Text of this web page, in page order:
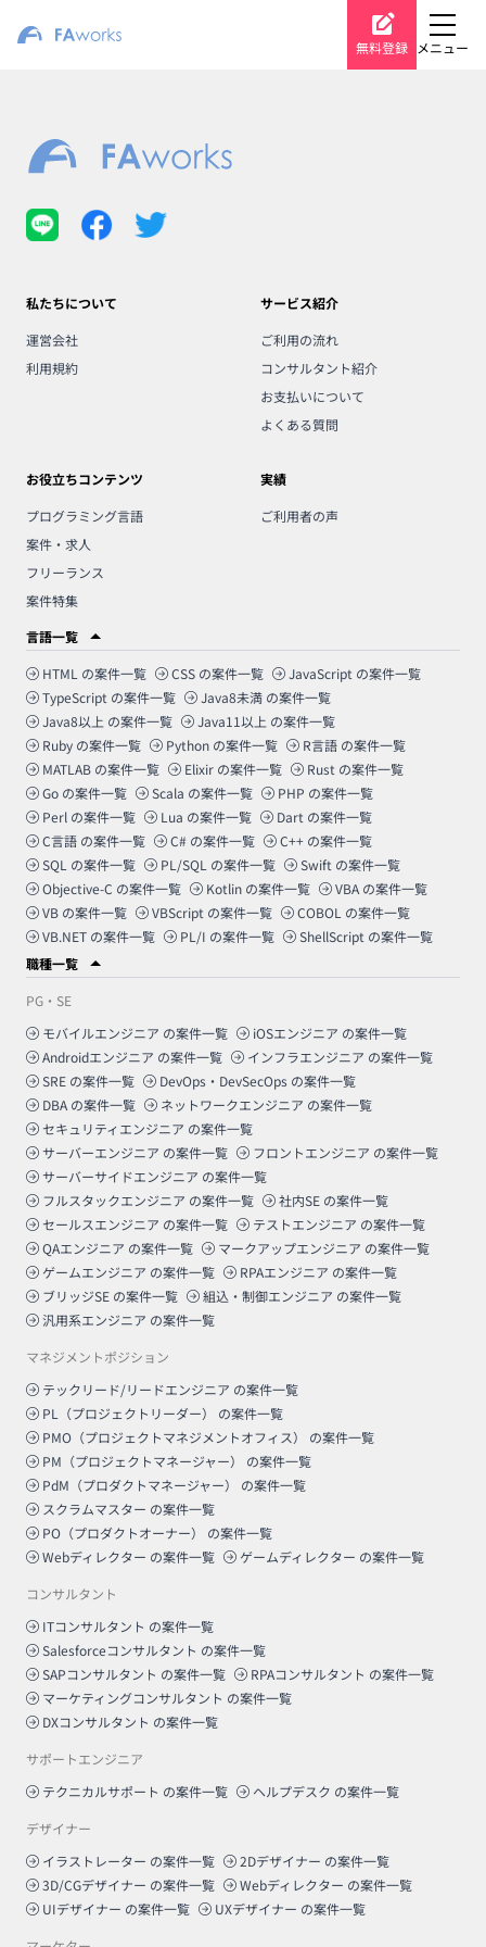
無料登録 メニュー
私たちについて
運営会社
利用規約
サービス紹介
ご利用の流れ
コンサルタント紹介
お支払いについて
よくある質問
お役立ちコンテンツ
プログラミング言語
案件・求人
フリーランス
案件特集
実績
ご利用者の声
言語一覧
HTML の案件一覧 CSS の案件一覧 JavaScript の案件一覧
TypeScript の案件一覧 Java8未満 の案件一覧
Java8以上 の案件一覧 Java11以上 の案件一覧
Ruby の案件一覧 Python の案件一覧 R言語 の案件一覧
MATLAB の案件一覧 Elixir の案件一覧 Rust の案件一覧
Go の案件一覧 Scala の案件一覧 PHP の案件一覧
Perl の案件一覧 Lua の案件一覧 Dart の案件一覧
C言語 の案件一覧 C# の案件一覧 C++ の案件一覧
SQL の案件一覧 PL/SQL の案件一覧 Swift の案件一覧
Objective-C の案件一覧 Kotlin の案件一覧 VBA の案件一覧
VB の案件一覧 VBScript の案件一覧 COBOL の案件一覧
VB.NET の案件一覧 PL/I の案件一覧 ShellScript の案件一覧
職種一覧
PG・SE
モバイルエンジニア の案件一覧 iOSエンジニア の案件一覧
Androidエンジニア の案件一覧 インフラエンジニア の案件一覧
SRE の案件一覧 DevOps・DevSecOps の案件一覧
DBA の案件一覧 ネットワークエンジニア の案件一覧
セキュリティエンジニア の案件一覧
サーバーエンジニア の案件一覧 フロントエンジニア の案件一覧
サーバーサイドエンジニア の案件一覧
フルスタックエンジニア の案件一覧 社内SE の案件一覧
セールスエンジニア の案件一覧 テストエンジニア の案件一覧
QAエンジニア の案件一覧 マークアップエンジニア の案件一覧
ゲームエンジニア の案件一覧 RPAエンジニア の案件一覧
ブリッジSE の案件一覧 組込・制御エンジニア の案件一覧
汎用系エンジニア の案件一覧
マネジメントポジション
テックリード/リードエンジニア の案件一覧
PL（プロジェクトリーダー）
の案件一覧
PMO（プロジェクトマネジメントオフィス）
の案件一覧
PM（プロジェクトマネージャー）
の案件一覧
PdM（プロダクトマネージャー）
の案件一覧
スクラムマスター の案件一覧
PO（プロダクトオーナー）
の案件一覧
Webディレクター の案件一覧 ゲームディレクター の案件一覧
コンサルタント
ITコンサルタント の案件一覧
Salesforceコンサルタント の案件一覧
SAPコンサルタント の案件一覧 RPAコンサルタント の案件一覧
マーケティングコンサルタント の案件一覧
DXコンサルタント の案件一覧
サポートエンジニア
テクニカルサポート の案件一覧 ヘルプデスク の案件一覧
デザイナー
イラストレーター の案件一覧 2Dデザイナー の案件一覧
3D/CGデザイナー の案件一覧 Webディレクター の案件一覧
UIデザイナー の案件一覧 UXデザイナー の案件一覧